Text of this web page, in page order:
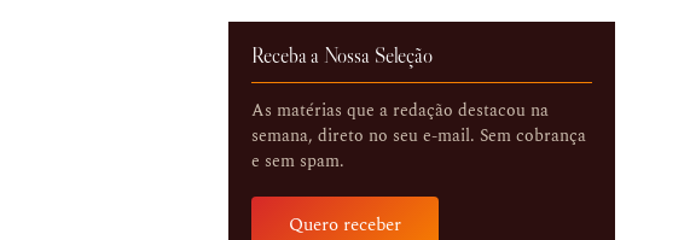
Receba a Nossa Seleção
As matérias que a redação destacou na
semana, direto no seu e-mail. Sem cobrança
e sem spam.
Quero receber